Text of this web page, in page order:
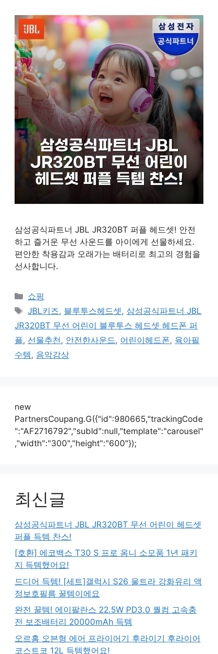
삼성공식파트너 JBL JR320BT 퍼플 헤드셋! 안전
하고 즐거운 무선 사운드를 아이에게 선물하세요.
편안한 착용감과 오래가는 배터리로 최고의 경험을
선사합니다.
카
테
리
쇼핑
태
그
JBL키즈 , 블루투스헤드셋 , 삼성공식파트너 JBL
JR320BT 무선 어린이 블루투스 헤드셋 헤드폰 퍼
플, 선물추천 , 안전한사운드 , 어린이헤드폰, 육아필
수템 , 음악감상
new
PartnersCoupang.G({"id":980665,"trackingCode
":"AF2716792","subId":null,"template":"carousel"
,"width":"300","height":"600"});
최신글
삼성공식파트너 JBL JR320BT 무선 어린이 헤드셋
퍼플 득템 찬스!
[호환] 에코백스 T30 S 프로 옴니 소모품 1년 패키
지 득템했어요!
드디어 득템! [세트]갤럭시 S26 울트라 강화유리 액
정보호필름 꿀템이에요
완전 꿀템! 에이팔란스 22.5W PD3.0 퀄컴 고속충
전 보조배터리 20000mAh 득템
오르홈 오븐형 에어 프라이어기 후라이기 후라이어
코스트코 12L 득템했어요!